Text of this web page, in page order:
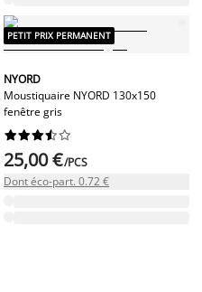
PETIT PRIX PERMANENT
NYORD
Moustiquaire NYORD 130x150
fenêtre gris






25,00 €/PCS
Dont éco-part. 0.72 €